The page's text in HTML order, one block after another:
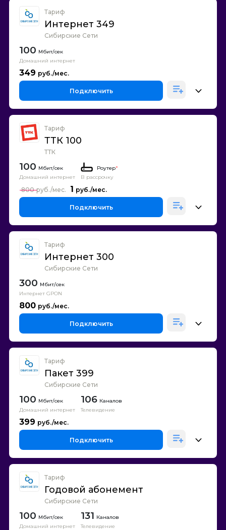
Тариф
Интернет 349
Сибирские Сети
100
Домашний интернет
349
Подключить
Тариф
ТТК 100
ТТК
100
Домашний интернет
Роутер*
В рассрочку
1
800
Подключить
Тариф
Интернет 300
Сибирские Сети
300
Интернет GPON
800
Подключить
Тариф
Пакет 399
Сибирские Сети
100
Домашний интернет
106 Каналов
Телевидение
399
Подключить
Тариф
Годовой абонемент
Сибирские Сети
100
Домашний интернет
131 Каналов
Телевидение